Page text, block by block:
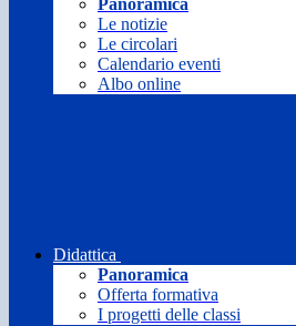
Panoramica
Le notizie
Le circolari
Calendario eventi
Albo online
Didattica
Panoramica
Offerta formativa
I progetti delle classi